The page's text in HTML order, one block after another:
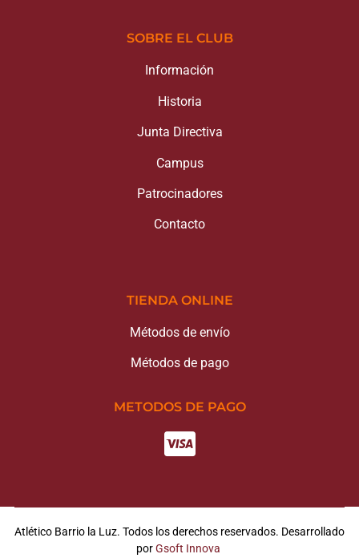
SOBRE EL CLUB
Información
Historia
Junta Directiva
Campus
Patrocinadores
Contacto
TIENDA ONLINE
Métodos de envío
Métodos de pago
METODOS DE PAGO
Atlético Barrio la Luz. Todos los derechos reservados. Desarrollado
porGsoft Innova